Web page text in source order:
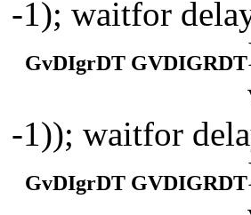
-1); waitfor
GvDIgrDT GVDIGRDT
-1)); waitfor
GvDIgrDT GVDIGRDT